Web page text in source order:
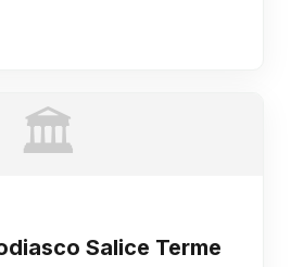
🏛️
Salice Terme